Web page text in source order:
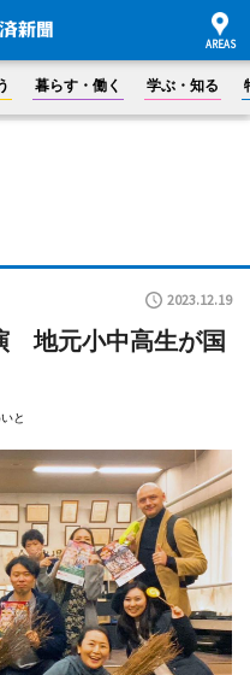
暮らす・働く 学ぶ・知る
2023.12.19
地元小中高生が国
と